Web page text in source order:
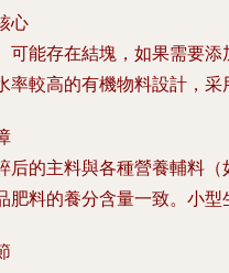
心
可能存在結塊，如果需要
較高的有機物料設計，
的主料與各種營養輔料（
料的養分含量一致。小